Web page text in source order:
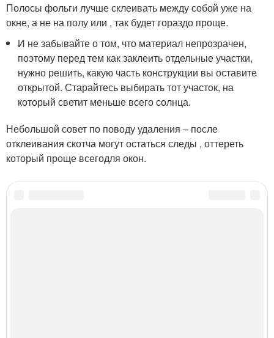
Полосы фольги лучше склеивать между собой уже на
окне, а не на полу или , так будет гораздо проще.
И не забывайте о том, что материал непрозрачен,
поэтому перед тем как заклеить отдельные участки,
нужно решить, какую часть конструкции вы оставите
открытой. Старайтесь выбирать тот участок, на
который светит меньше всего солнца.
Небольшой совет по поводу удаления – после
отклеивания скотча могут остаться следы , оттереть
который проще всегодля окон.
Категории: